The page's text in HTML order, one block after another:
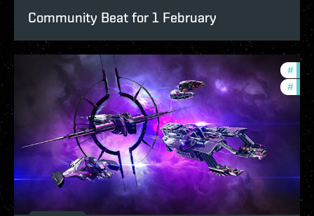
Community Beat for 1 February
#
#